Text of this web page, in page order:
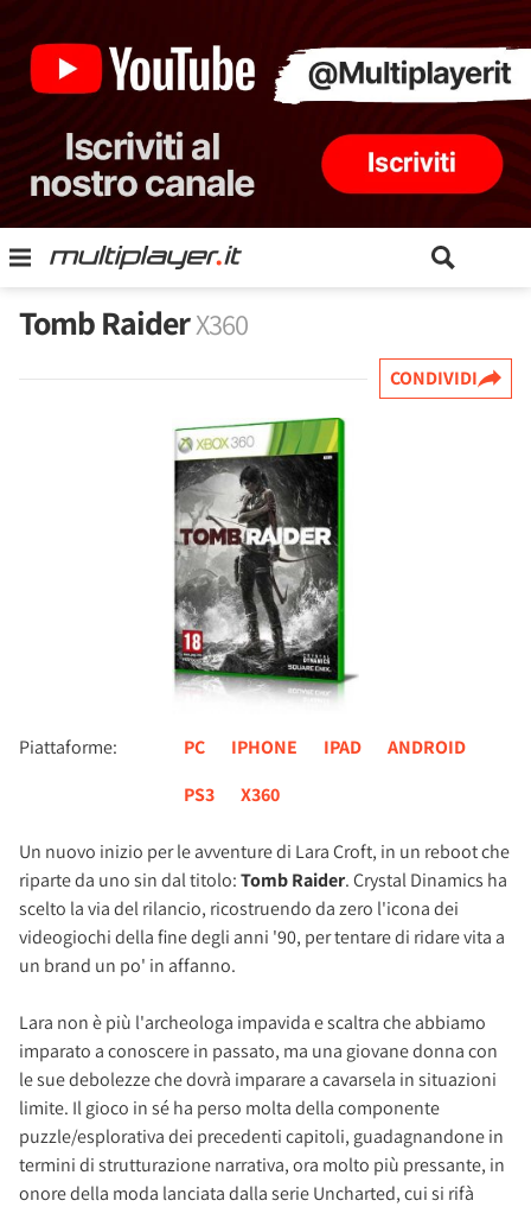
Tomb RaiderX360
CONDIVIDI
Piattaforme: PC IPHONE IPAD
ANDROID
PS3
X360
Un nuovo inizio per le avventure di Lara Croft, in un reboot che
riparte da uno sin dal titolo:Tomb Raider. Crystal Dinamics ha
scelto la via del rilancio, ricostruendo da zero l'icona dei
videogiochi della fine degli anni '90, per tentare di ridare vita a
un brand un po' in affanno.
Lara non è più l'archeologa impavida e scaltra che abbiamo
imparato a conoscere in passato, ma una giovane donna con
le sue debolezze che dovrà imparare a cavarsela in situazioni
limite. Il gioco in sé ha perso molta della componente
puzzle/esplorativa dei precedenti capitoli, guadagnandone in
termini di strutturazione narrativa, ora molto più pressante, in
onore della moda lanciata dalla serie Uncharted, cui si rifà